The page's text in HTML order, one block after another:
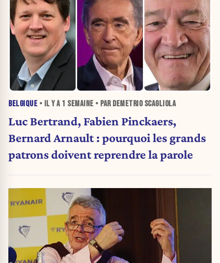
BELGIQUE • IL Y A 1 SEMAINE • PAR DEMETRIO SCAGLIOLA
Luc Bertrand, Fabien Pinckaers,
Bernard Arnault : pourquoi les grands
patrons doivent reprendre la parole